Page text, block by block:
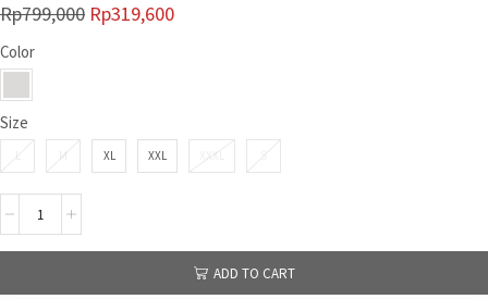
Rp799,000 Rp319,600
Color
Size
L M XL XXL XXXL
ADD TO CART